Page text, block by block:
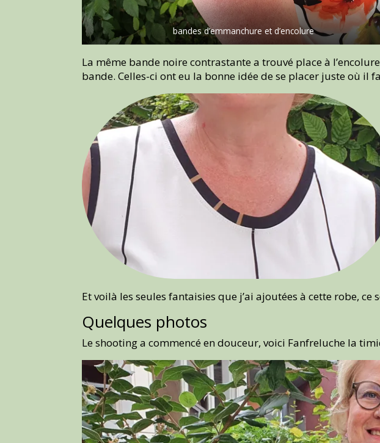
bandes d’emmanchure et d’encolure
La même bande noire contrastante a trouvé place à
bande. Celles-ci ont eu la bonne idée de se placer juste où
Et voilà les seules fantaisies que j’ai ajoutées à cette robe,
Quelques photos
Le shooting a commencé en douceur, voici Fanfreluche la